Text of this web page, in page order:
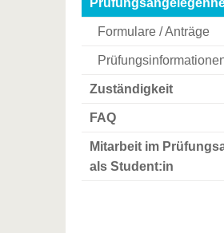
Formulare / Anträge
Zuständigkeit
FAQ
Mitarbeit im
als Student:in